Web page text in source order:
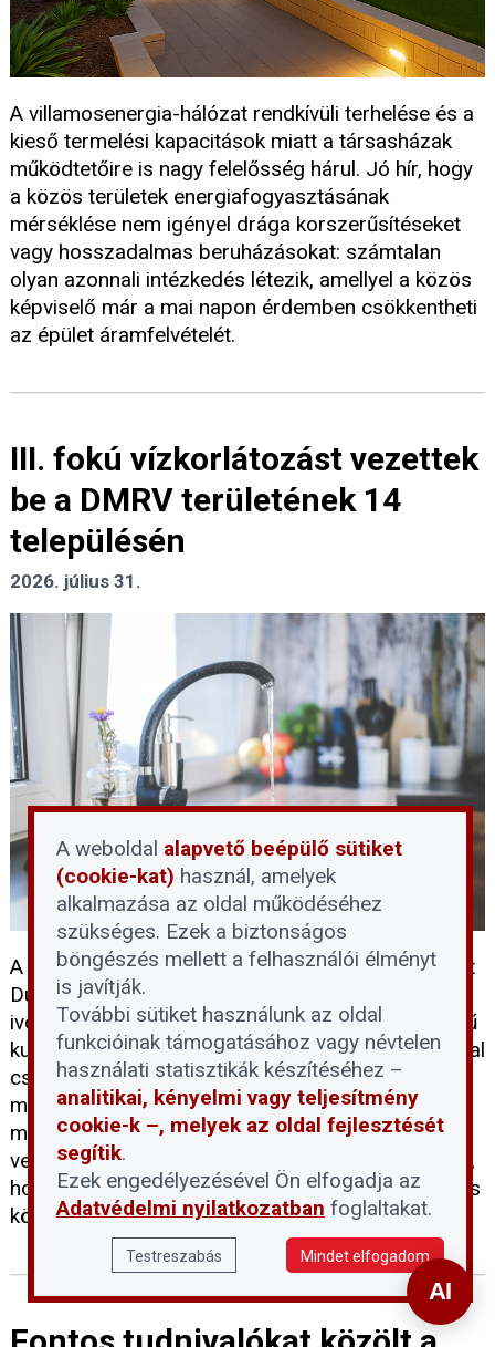
A villamosenergia-hálózat rendkívüli terhelése és a
kieső termelési kapacitások miatt a társasházak
működtetőire is nagy felelősség hárul. Jó hír, hogy
a közös területek energiafogyasztásának
mérséklése nem igényel drága korszerűsítéseket
vagy hosszadalmas beruházásokat: számtalan
olyan azonnali intézkedés létezik, amellyel a közös
képviselő már a mai napon érdemben csökkentheti
az épület áramfelvételét.
III. fokú vízkorlátozást vezettek
be a DMRV területének 14
településén
2026. július 31.
A tartós hőség és a történelmi mélypontra süllyedt
Duna-vízállás egyszerre terheli a térség
ivóvízellátását. A DMRV Zrt. szerint a parti szűrésű
kutak víztermelő kapacitása mintegy 30 százalékkal
csökkent, miközben a vízfogyasztás
másfélszeresére emelkedett, ezért a Pilisi-
medence 14 településén III. fokú vízkorlátozást
vezettek be. A kormány eközben arra figyelmeztet,
hogy a tartós vízhiányos időszakok a klímaváltozás
következtében egyre gyakoribbá válhatnak.
A weboldal alapvető beépülő sütiket
(cookie-kat) használ, amelyek
alkalmazása az oldal működéséhez
szükséges. Ezek a biztonságos
böngészés mellett a felhasználói élményt
is javítják.
További sütiket használunk az oldal
funkcióinak támogatásához vagy névtelen
használati statisztikák készítéséhez –
analitikai, kényelmi vagy teljesítmény
cookie-k –, melyek az oldal fejlesztését
segítik.
Ezek engedélyezésével Ön elfogadja az
Adatvédelmi nyilatkozatban foglaltakat.
Testreszabás Mindet elfogadom